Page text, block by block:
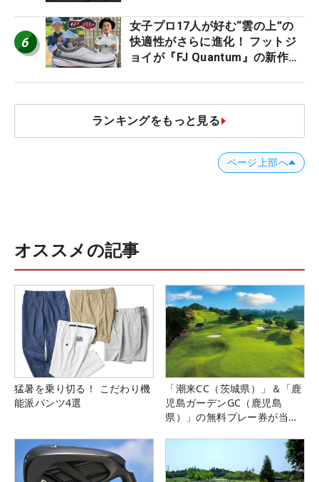
6
女子プロ17人が好む“雲の上”の
快適性がさらに進化！ フットジ
ョイが『FJ Quantum』の新作を
ランキングをもっと見る
ページ上部へ
オススメの記事
猛暑を乗り切る！ こだわり機
能派パンツ4選
「潮来CC（茨城県）」＆「鹿
児島ガーデンGC（鹿児島
県）」の無料プレー券が当た